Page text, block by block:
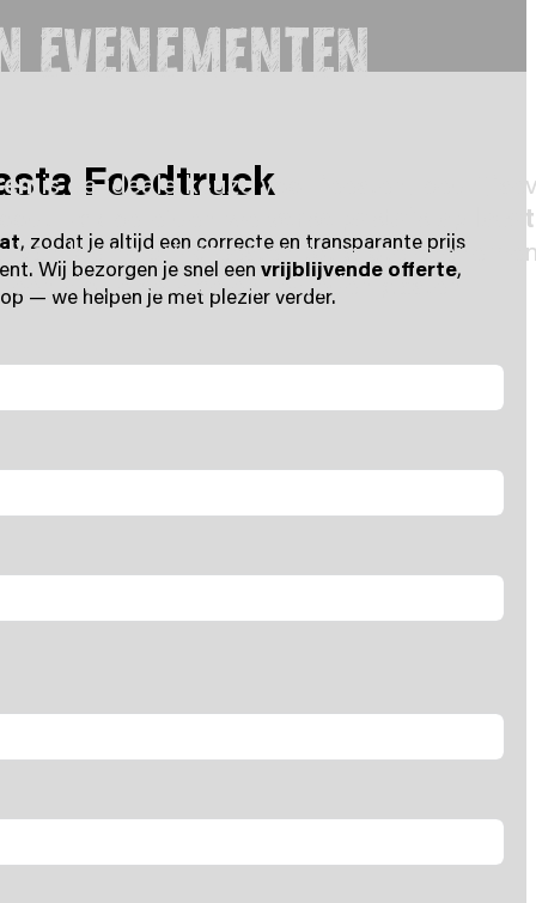
evenementen
is de ideale keuze voor feesten,
verse pasta’s op
Van kleine privéfeesten tot grote
een vlotte service en tevreden gasten.
Foodtruck
, zodat je altijd een correcte en transparante prijs
Wij bezorgen je snel een vrijblijvende offerte,
— we helpen je met plezier verder.